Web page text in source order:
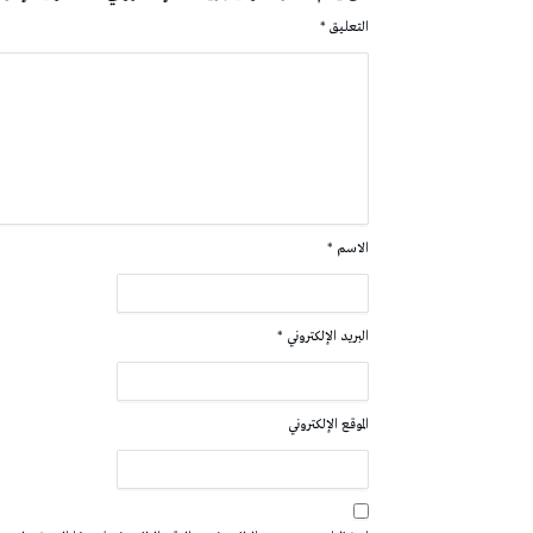
التعليق *
الاسم *
البريد الإلكتروني *
الموقع الإلكتروني